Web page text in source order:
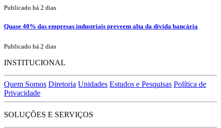
Publicado há 2 dias
Quase 40% das empresas industriais preveem alta da dívida bancária
Publicado há 2 dias
INSTITUCIONAL
Quem Somos Diretoria Unidades Estudos e Pesquisas Política de
Privacidade
SOLUÇÕES E SERVIÇOS